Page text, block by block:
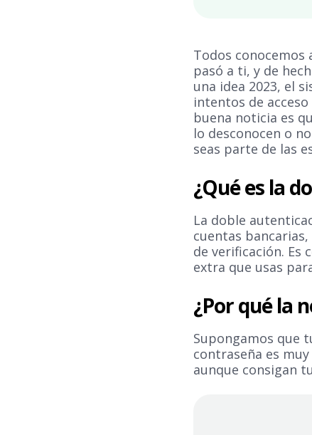
Todos conocemos
pasó a ti, y de
una idea 2023, el
intentos de
buena noticia es
lo desconocen o
seas parte de las
¿Qué es la
La doble
cuentas
de verificación. Es
extra que usas
¿Por qué la
Supongamos que
contraseña es
aunque consigan